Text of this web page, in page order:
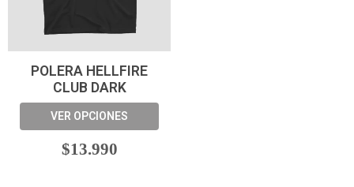
POLERA HELLFIRE
CLUB DARK
VER OPCIONES
$13.990